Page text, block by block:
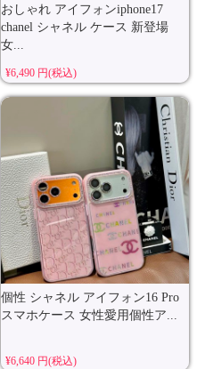
おしゃれ アイフォンiphone17
chanel シャネル ケース 新登場
女...
¥6,490 円(税込)
個性 シャネル アイフォン16 Pro
スマホケース 女性愛用個性ア...
¥6,640 円(税込)